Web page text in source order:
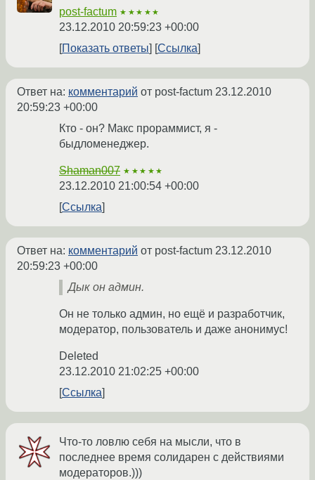
post-factum ★★★★★
23.12.2010 20:59:23 +00:00
Показать ответы
Ссылка
Ответ на: комментарий от post-factum 23.12.2010
20:59:23 +00:00
Кто - он? Макс прораммист, я -
быдломенеджер.
Shaman007 ★★★★★
23.12.2010 21:00:54 +00:00
Ссылка
Ответ на: комментарий от post-factum 23.12.2010
20:59:23 +00:00
Дык он админ.
Он не только админ, но ещё и разработчик,
модератор, пользователь и даже анонимус!
Deleted
23.12.2010 21:02:25 +00:00
Ссылка
Что-то ловлю себя на мысли, что в
последнее время солидарен с действиями
модераторов.)))